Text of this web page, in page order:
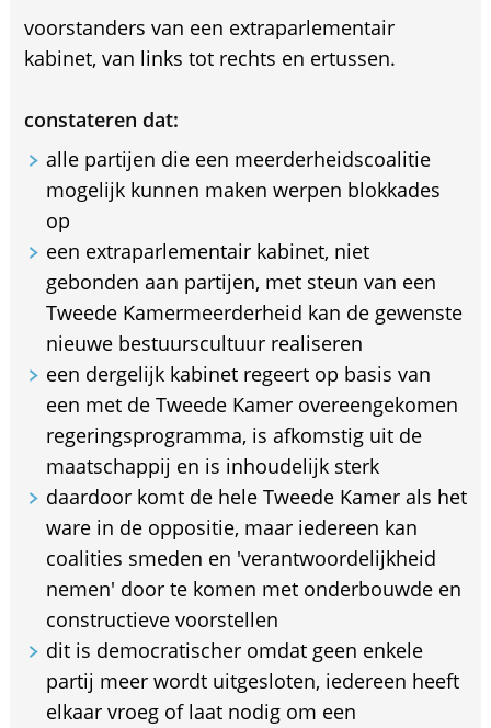
voorstanders van een extraparlementair
kabinet, van links tot rechts en ertussen.
constateren dat:
alle partijen die een meerderheidscoalitie
mogelijk kunnen maken werpen blokkades
op
een extraparlementair kabinet, niet
gebonden aan partijen, met steun van een
Tweede Kamermeerderheid kan de gewenste
nieuwe bestuurscultuur realiseren
een dergelijk kabinet regeert op basis van
een met de Tweede Kamer overeengekomen
regeringsprogramma, is afkomstig uit de
maatschappij en is inhoudelijk sterk
daardoor komt de hele Tweede Kamer als het
ware in de oppositie, maar iedereen kan
coalities smeden en 'verantwoordelijkheid
nemen' door te komen met onderbouwde en
constructieve voorstellen
dit is democratischer omdat geen enkele
partij meer wordt uitgesloten, iedereen heeft
elkaar vroeg of laat nodig om een